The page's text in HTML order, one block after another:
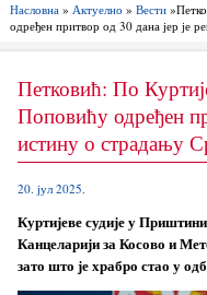
Насловна» Актуелно » Вести
одређен притвор од 30 дана јер је
Петковић: По
Поповићу одређен
истину о страдању
20. јул 2025.
Куртијеве судије у
Канцеларији за Косово и
зато што је храбро стао у